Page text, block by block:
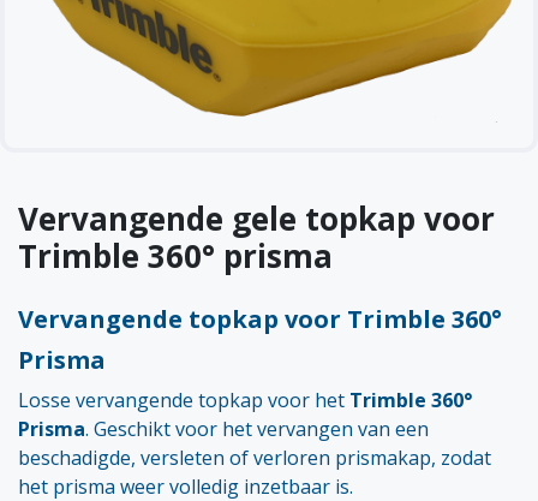
Vervangende gele topkap voor
Trimble 360° prisma
Vervangende topkap voor Trimble 360°
Prisma
Losse vervangende topkap voor het Trimble 360°
Prisma. Geschikt voor het vervangen van een
beschadigde, versleten of verloren prismakap, zodat
het prisma weer volledig inzetbaar is.